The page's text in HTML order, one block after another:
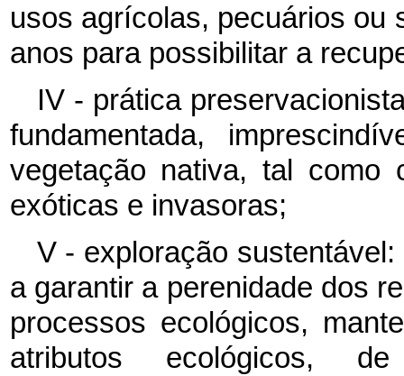
usos agrícolas, pecuários ou
anos para possibilitar a
IV - prática
fundamentada,
vegetação nativa, tal como
exóticas e invasoras;
V - exploração
a garantir a perenidade dos
processos ecológicos,
atributos ecológicos,